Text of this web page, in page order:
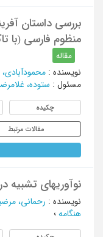
بررسی داستان
منظوم فارسی (با
مقاله
نویسنده :
مسئول : ستوده،
چکیده
مقالات مرتبط
نوآوریهای تشبیه
نویسنده : رحمانی،
هنگامه ؛